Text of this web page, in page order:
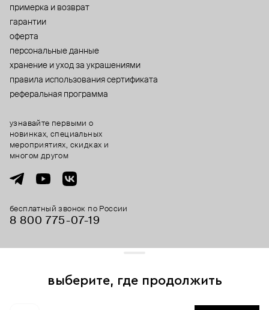
примерка и возврат
гарантии
оферта
персональные данные
хранение и уход за украшениями
правила использования сертификата
реферальная программа
бесплатный звонок по России
8 800 775⁠-07⁠-19
узнавайте первыми о
новинках, специальных
мероприятиях, скидках и
многом другом
выберите, где продолжить